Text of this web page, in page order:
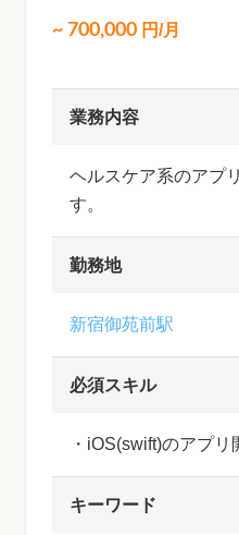
~ 700,000 円/月
業務内容
ヘルスケア系のアプ
す。
勤務地
新宿御苑前駅
必須スキル
・iOS(swift)のアプリ
キーワード